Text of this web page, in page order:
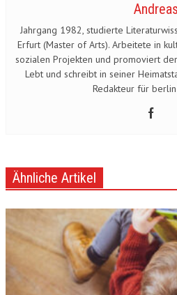
Andreas
Jahrgang 1982, studierte
Erfurt (Master of Arts). Arbeitete in
sozialen Projekten und promoviert
Lebt und schreibt in seiner
Redakteur für
Ähnliche Artikel